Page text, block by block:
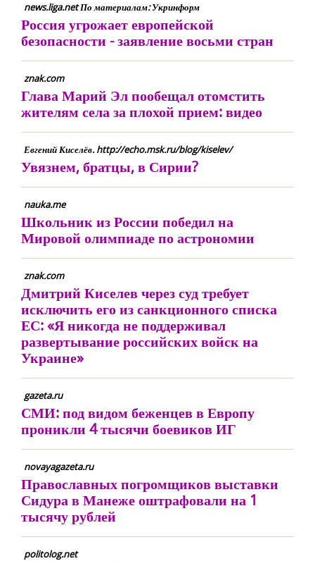
news.liga.net По материалам: Укринформ
Россия угрожает европейской
безопасности - заявление восьми стран
znak.com
Глава Марий Эл пообещал отомстить
жителям села за плохой прием: видео
Евгений Киселёв. http://echo.msk.ru/blog/kiselev/
Увязнем, братцы, в Сирии?
nauka.me
Школьник из России победил на
Мировой олимпиаде по астрономии
znak.com
Дмитрий Киселев через суд требует
исключить его из санкционного списка
ЕС: «Я никогда не поддерживал
развертывание российских войск на
Украине»
gazeta.ru
СМИ: под видом беженцев в Европу
проникли 4 тысячи боевиков ИГ
novayagazeta.ru
Православных погромщиков выставки
Сидура в Манеже оштрафовали на 1
тысячу рублей
politolog.net